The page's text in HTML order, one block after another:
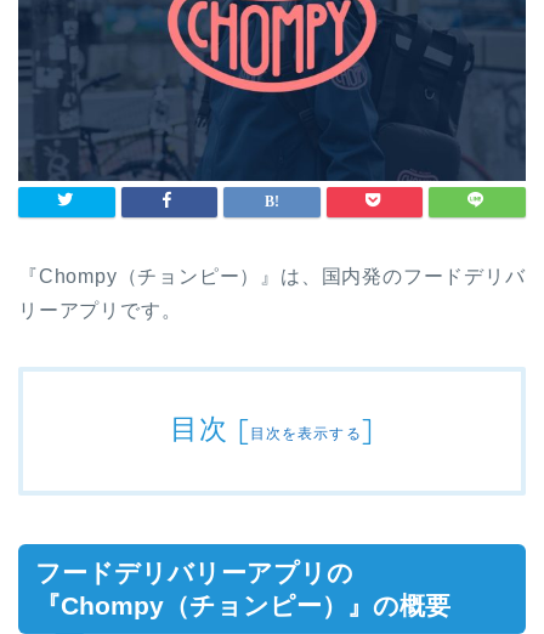
『Chompy（チョンピー）』は、国内発のフードデリバ
リーアプリです。
目次 [目次を表示する]
フードデリバリーアプリの
『Chompy（チョンピー）』の概要